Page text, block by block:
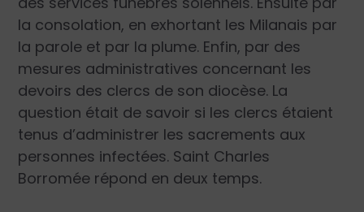
la consolation, en exhortant les Milanais par
la parole et par la plume. Enfin, par des
mesures administratives concernant les
devoirs des clercs de son diocèse. La
question était de savoir si les clercs étaient
tenus d’administrer les sacrements aux
personnes infectées. Saint Charles
Borromée répond en deux temps.